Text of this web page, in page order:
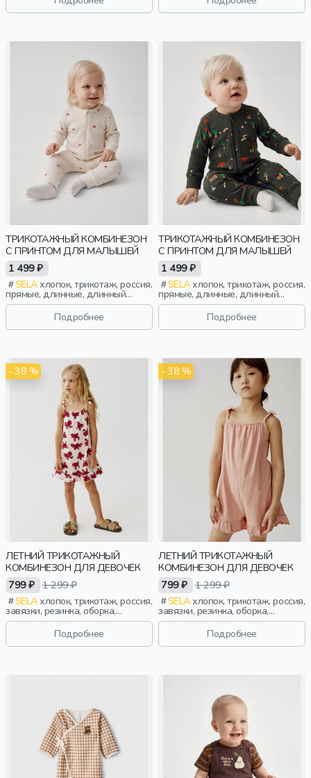
эластичные, малыши, дети
ТРИКОТАЖНЫЙ КОМБИНЕЗОН
С ПРИНТОМ ДЛЯ МАЛЫШЕЙ
1 499 ₽
SELAхлопок, трикотаж, россия,
прямые, длинные, длинный
рукав, застежка, манжета, принт,
вырез, круглый вырез,
эластичные, малыши, дети
Подробнее
ТРИКОТАЖНЫЙ КОМБИНЕЗОН
С ПРИНТОМ ДЛЯ МАЛЫШЕЙ
1 499 ₽
SELAхлопок, трикотаж, россия,
прямые, длинные, длинный
рукав, застежка, манжета, принт,
вырез, круглый вырез,
эластичные, малыши, дети
Подробнее
- 38 %
ЛЕТНИЙ ТРИКОТАЖНЫЙ
КОМБИНЕЗОН ДЛЯ ДЕВОЧЕК
799 ₽ 1 299 ₽
SELAхлопок, трикотаж, россия,
завязки, резинка, оборка,
эластичные, девочки, дети
Подробнее
- 38 %
ЛЕТНИЙ ТРИКОТАЖНЫЙ
КОМБИНЕЗОН ДЛЯ ДЕВОЧЕК
799 ₽ 1 299 ₽
SELAхлопок, трикотаж, россия,
завязки, резинка, оборка,
эластичные, девочки, дети
Подробнее